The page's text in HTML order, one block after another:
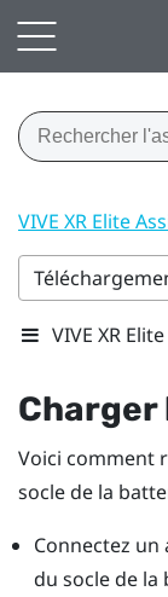
VIVE XR Elite
VIVE XR
Voici comment
socle de la
Connectez
du socle de la